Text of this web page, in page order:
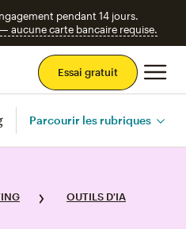
pendant 14 jours.
aucune carte bancaire requise.
Essai gratuit
Parcourir les rubriques
OUTILS D'IA